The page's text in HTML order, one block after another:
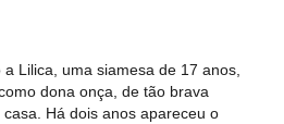
Lilica, uma siamesa de 17 anos,
dona onça, de tão brava
Há dois anos apareceu o